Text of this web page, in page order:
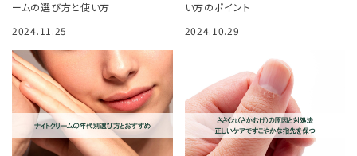
ームの選び方と使い方
2024.11.25
い方のポイント
2024.10.29